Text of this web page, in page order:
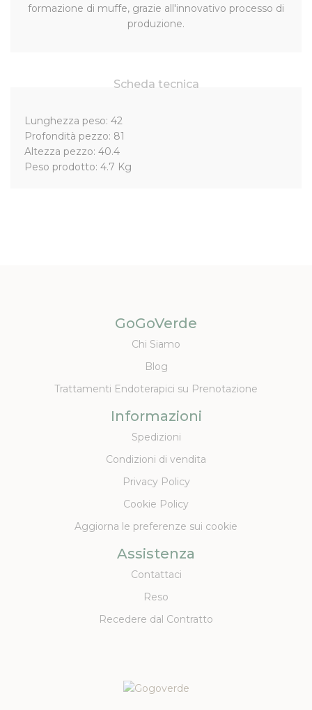
formazione di muffe, grazie all'innovativo processo di
produzione.
Scheda tecnica
Lunghezza peso: 42
Profondità pezzo: 81
Altezza pezzo: 40.4
Peso prodotto: 4.7 Kg
GoGoVerde
Chi Siamo
Blog
Trattamenti Endoterapici su Prenotazione
Informazioni
Spedizioni
Condizioni di vendita
Privacy Policy
Cookie Policy
Aggiorna le preferenze sui cookie
Assistenza
Contattaci
Reso
Recedere dal Contratto